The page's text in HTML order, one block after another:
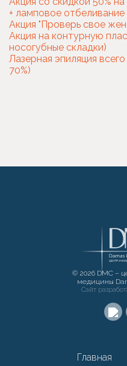
+ ламповое отбеливание
Акция "Проверь свое
Акция на контурную
носогубные складки)
Лазерная эпиляция
70%)
© 2026 DMC –
медицины
Сайт
Главная